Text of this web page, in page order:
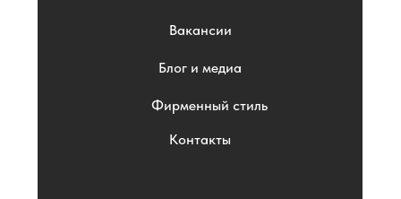
Вакансии
Блог и медиа
Фирменный стиль
Контакты